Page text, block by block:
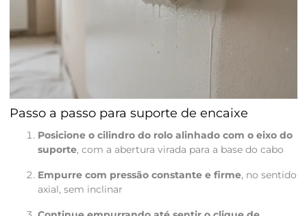
Passo a passo para suporte de encaixe
Posicione o cilindro do rolo alinhado com o eixo do
suporte, com a abertura virada para a base do cabo
Empurre com pressão constante e firme, no sentido
axial, sem inclinar